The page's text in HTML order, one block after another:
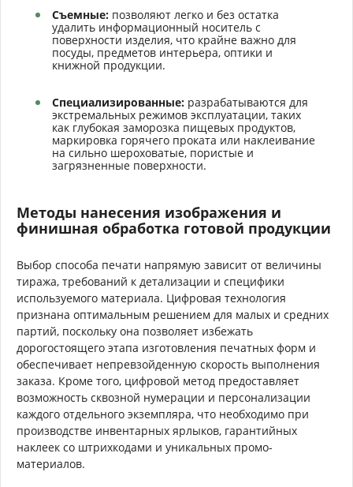
Съемные: позволяют легко и без остатка
удалить информационный носитель с
поверхности изделия, что крайне важно для
посуды, предметов интерьера, оптики и
книжной продукции.
Специализированные: разрабатываются для
экстремальных режимов эксплуатации, таких
как глубокая заморозка пищевых продуктов,
маркировка горячего проката или наклеивание
на сильно шероховатые, пористые и
загрязненные поверхности.
Методы нанесения изображения и
финишная обработка готовой продукции
Выбор способа печати напрямую зависит от величины
тиража, требований к детализации и специфики
используемого материала. Цифровая технология
признана оптимальным решением для малых и средних
партий, поскольку она позволяет избежать
дорогостоящего этапа изготовления печатных форм и
обеспечивает непревзойденную скорость выполнения
заказа. Кроме того, цифровой метод предоставляет
возможность сквозной нумерации и персонализации
каждого отдельного экземпляра, что необходимо при
производстве инвентарных ярлыков, гарантийных
наклеек со штрихкодами и уникальных промо-
материалов.